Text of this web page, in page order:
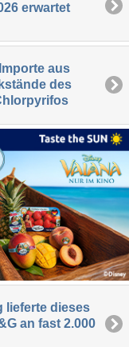
erwartet
aus
des
lieferte dieses
an fast 2.000